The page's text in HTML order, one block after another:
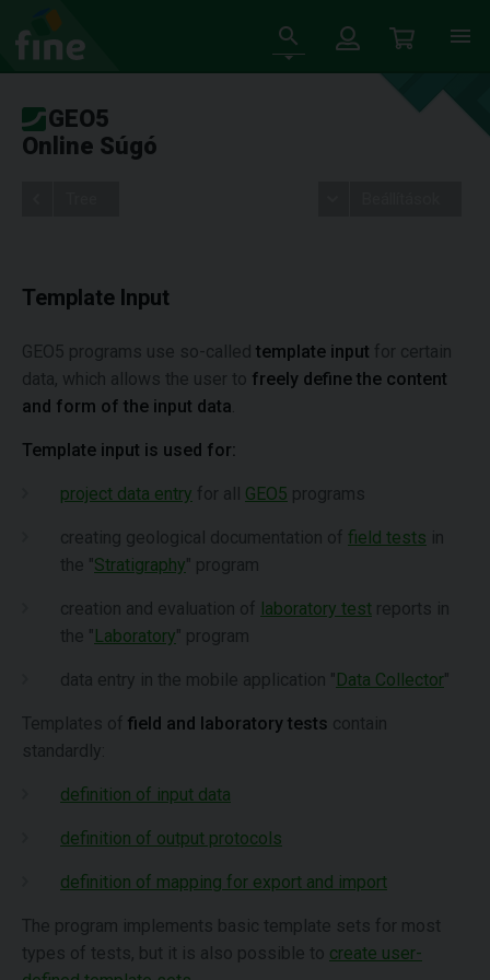
GEO5
Online Súgó
Template Input
GEO5 programs use so-called template input for certain
data, which allows the user to freely define the content
and form of the input data
Template input is used for:
project data entry for all GEO5 programs
creating geological documentation of field tests in
the "Stratigraphy" program
creation and evaluation of laboratory test reports in
the "Laboratory" program
data entry in the mobile application "Data Collector"
Templates of field and laboratory tests contain
standardly:
definition of input data
definition of output protocols
definition of mapping for export and import
The program implements basic template sets for most
types of tests, but it is also possible to create user-